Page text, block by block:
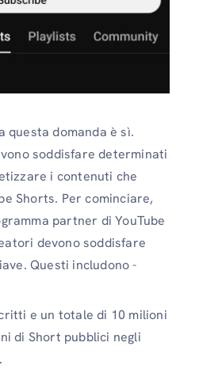
questa domanda è sì.
soddisfare determinati
i contenuti che
Shorts. Per cominciare,
partner di YouTube
devono soddisfare
Questi includono -
e un totale di 10 milioni
di Short pubblici negli